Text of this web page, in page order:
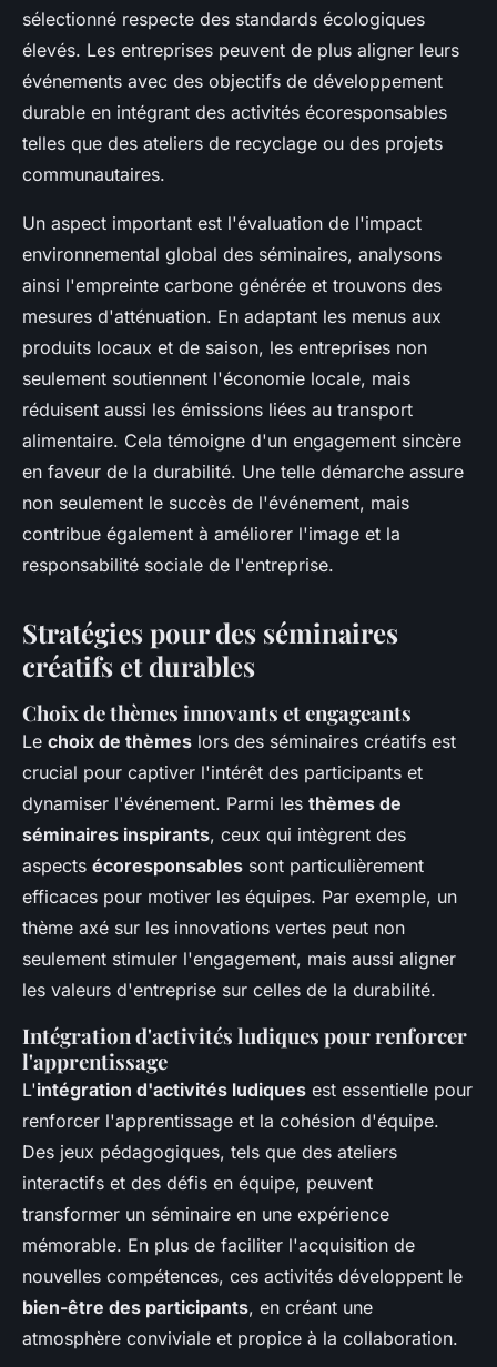
sélectionné respecte des standards écologiques
élevés. Les entreprises peuvent de plus aligner leurs
événements avec des objectifs de développement
durable en intégrant des activités écoresponsables
telles que des ateliers de recyclage ou des projets
communautaires.
Un aspect important est l'évaluation de l'impact
environnemental global des séminaires, analysons
ainsi l'empreinte carbone générée et trouvons des
mesures d'atténuation. En adaptant les menus aux
produits locaux et de saison, les entreprises non
seulement soutiennent l'économie locale, mais
réduisent aussi les émissions liées au transport
alimentaire. Cela témoigne d'un engagement sincère
en faveur de la durabilité. Une telle démarche assure
non seulement le succès de l'événement, mais
contribue également à améliorer l'image et la
responsabilité sociale de l'entreprise.
Stratégies pour des séminaires
créatifs et durables
Choix de thèmes innovants et engageants
Le choix de thèmes lors des séminaires créatifs est
crucial pour captiver l'intérêt des participants et
dynamiser l'événement. Parmi les thèmes de
séminaires inspirants, ceux qui intègrent des
aspects écoresponsables sont particulièrement
efficaces pour motiver les équipes. Par exemple, un
thème axé sur les innovations vertes peut non
seulement stimuler l'engagement, mais aussi aligner
les valeurs d'entreprise sur celles de la durabilité.
Intégration d'activités ludiques pour renforcer
l'apprentissage
L'intégration d'activités ludiques est essentielle pour
renforcer l'apprentissage et la cohésion d'équipe.
Des jeux pédagogiques, tels que des ateliers
interactifs et des défis en équipe, peuvent
transformer un séminaire en une expérience
mémorable. En plus de faciliter l'acquisition de
nouvelles compétences, ces activités développent le
bien-être des participants, en créant une
atmosphère conviviale et propice à la collaboration.